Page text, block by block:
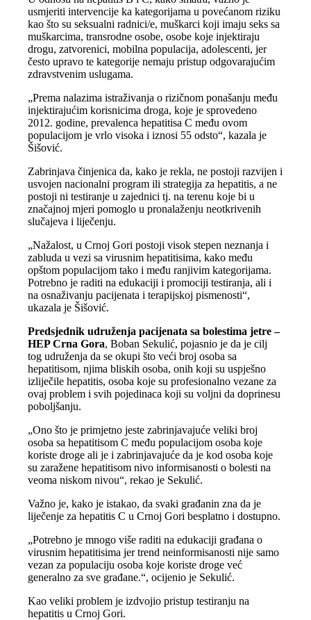
usmjeriti intervencije ka kategorijama u povećanom riziku
kao što su seksualni radnici/e, muškarci koji imaju seks sa
muškarcima, transrodne osobe, osobe koje injektiraju
drogu, zatvorenici, mobilna populacija, adolescenti, jer
često upravo te kategorije nemaju pristup odgovarajućim
zdravstvenim uslugama.
„Prema nalazima istraživanja o rizičnom ponašanju među
injektirajućim korisnicima droga, koje je sprovedeno
2012. godine, prevalenca hepatitisa C među ovom
populacijom je vrlo visoka i iznosi 55 odsto“, kazala je
Šišović.
Zabrinjava činjenica da, kako je rekla, ne postoji razvijen i
usvojen nacionalni program ili strategija za hepatitis, a ne
postoji ni testiranje u zajednici tj. na terenu koje bi u
značajnoj mjeri pomoglo u pronalaženju neotkrivenih
slučajeva i liječenju.
„Nažalost, u Crnoj Gori postoji visok stepen neznanja i
zabluda u vezi sa virusnim hepatitisima, kako među
opštom populacijom tako i među ranjivim kategorijama.
Potrebno je raditi na edukaciji i promociji testiranja, ali i
na osnaživanju pacijenata i terapijskoj pismenosti“,
ukazala je Šišović.
Predsjednik udruženja pacijenata sa bolestima jetre –
HEP Crna Gora, Boban Sekulić, pojasnio je da je cilj
tog udruženja da se okupi što veći broj osoba sa
hepatitisom, njima bliskih osoba, onih koji su uspješno
izliječile hepatitis, osoba koje su profesionalno vezane za
ovaj problem i svih pojedinaca koji su voljni da doprinesu
poboljšanju.
„Ono što je primjetno jeste zabrinjavajuće veliki broj
osoba sa hepatitisom C među populacijom osoba koje
koriste droge ali je i zabrinjavajuće da je kod osoba koje
su zaražene hepatitisom nivo informisanosti o bolesti na
veoma niskom nivou“, rekao je Sekulić.
Važno je, kako je istakao, da svaki građanin zna da je
liječenje za hepatitis C u Crnoj Gori besplatno i dostupno.
„Potrebno je mnogo više raditi na edukaciji građana o
virusnim hepatitisima jer trend neinformisanosti nije samo
vezan za populaciju osoba koje koriste droge već
generalno za sve građane.“, ocijenio je Sekulić.
Kao veliki problem je izdvojio pristup testiranju na
hepatitis u Crnoj Gori.